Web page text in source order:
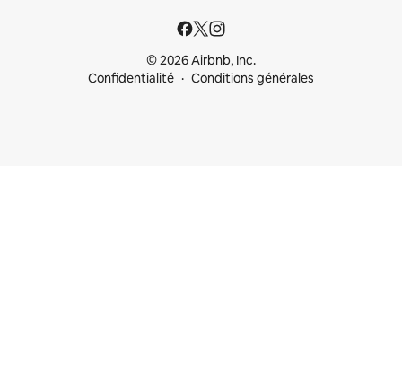
© 2026 Airbnb, Inc.
Confidentialité
Conditions générales